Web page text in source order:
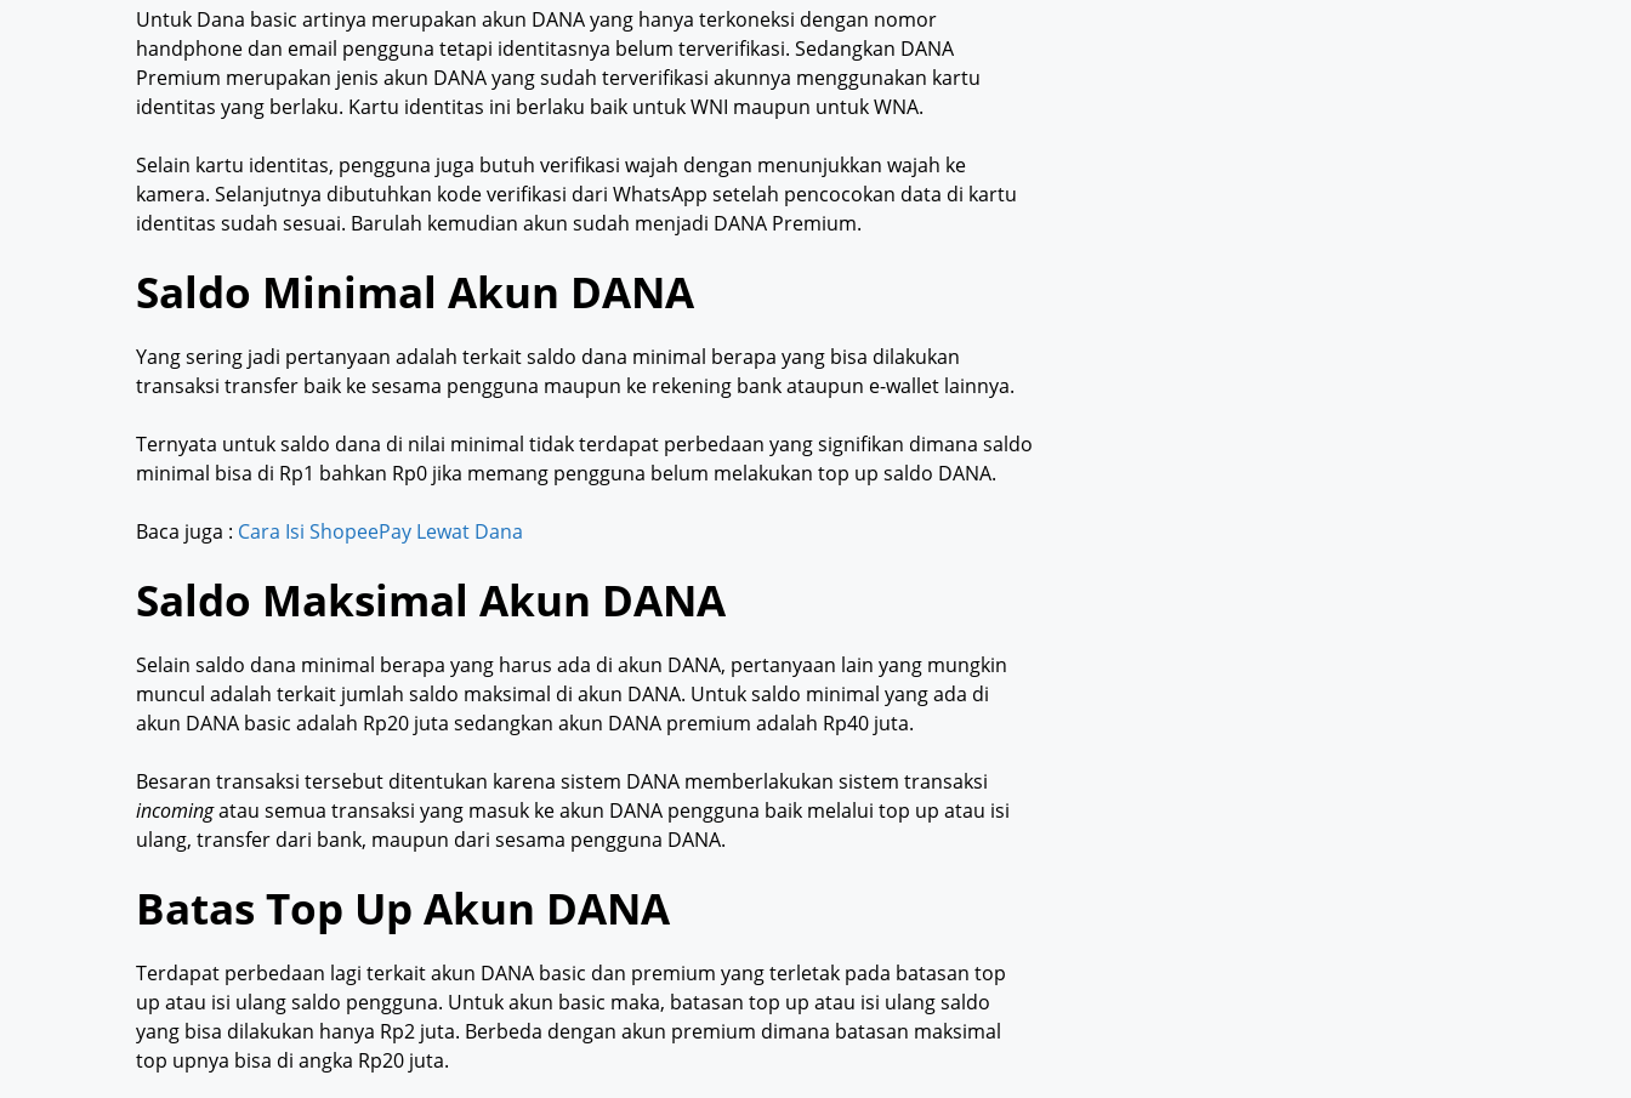
Untuk Dana basic artinya merupakan akun DANA yang hanya terkoneksi dengan nomor
handphone dan email pengguna tetapi identitasnya belum terverifikasi. Sedangkan DANA
Premium merupakan jenis akun DANA yang sudah terverifikasi akunnya menggunakan kartu
identitas yang berlaku. Kartu identitas ini berlaku baik untuk WNI maupun untuk WNA.
Selain kartu identitas, pengguna juga butuh verifikasi wajah dengan menunjukkan wajah ke
kamera. Selanjutnya dibutuhkan kode verifikasi dari WhatsApp setelah pencocokan data di kartu
identitas sudah sesuai. Barulah kemudian akun sudah menjadi DANA Premium.
Saldo Minimal Akun DANA
Yang sering jadi pertanyaan adalah terkait saldo dana minimal berapa yang bisa dilakukan
transaksi transfer baik ke sesama pengguna maupun ke rekening bank ataupun e-wallet lainnya.
Ternyata untuk saldo dana di nilai minimal tidak terdapat perbedaan yang signifikan dimana saldo
minimal bisa di Rp1 bahkan Rp0 jika memang pengguna belum melakukan top up saldo DANA.
Baca juga : Cara Isi ShopeePay Lewat Dana
Saldo Maksimal Akun DANA
Selain saldo dana minimal berapa yang harus ada di akun DANA, pertanyaan lain yang mungkin
muncul adalah terkait jumlah saldo maksimal di akun DANA. Untuk saldo minimal yang ada di
akun DANA basic adalah Rp20 juta sedangkan akun DANA premium adalah Rp40 juta.
Besaran transaksi tersebut ditentukan karena sistem DANA memberlakukan sistem transaksi
incomingatau semua transaksi yang masuk ke akun DANA pengguna baik melalui top up atau isi
ulang, transfer dari bank, maupun dari sesama pengguna DANA.
Batas Top Up Akun DANA
Terdapat perbedaan lagi terkait akun DANA basic dan premium yang terletak pada batasan top
up atau isi ulang saldo pengguna. Untuk akun basic maka, batasan top up atau isi ulang saldo
yang bisa dilakukan hanya Rp2 juta. Berbeda dengan akun premium dimana batasan maksimal
top upnya bisa di angka Rp20 juta.